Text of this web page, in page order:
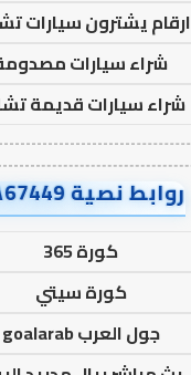
ارقام يشترون سيارات
شراء سيارات
شراء سيارات قديمة
روابط نصية AA67449
كورة 365
كورة سيتي
جول العرب goalarab